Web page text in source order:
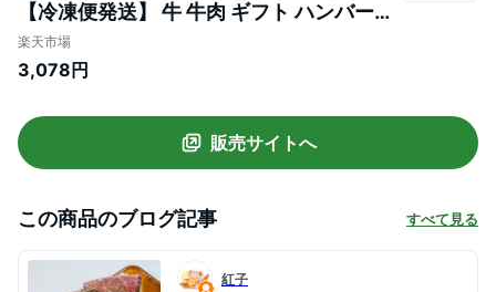
【冷凍便発送】 牛 牛肉 ギフト ハンバーグ
松坂牛 お歳暮 クリスマス お中元 誕生日プ
レゼント プレゼント 贈り物 長太屋
楽天市場
3,078円
販売サイトへ
この商品のブログ記事 すべて見る
紅子